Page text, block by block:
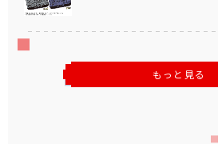
もっと見る